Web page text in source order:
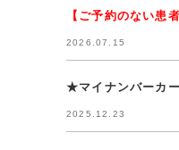
【ご予約のない患
2026.07.15
★マイナンバーカ
2025.12.23